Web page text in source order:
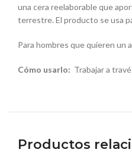
una cera reelaborable que
terrestre. El producto se usa
Para hombres que quieren un
Cómo usarlo: Trabajar a
Productos